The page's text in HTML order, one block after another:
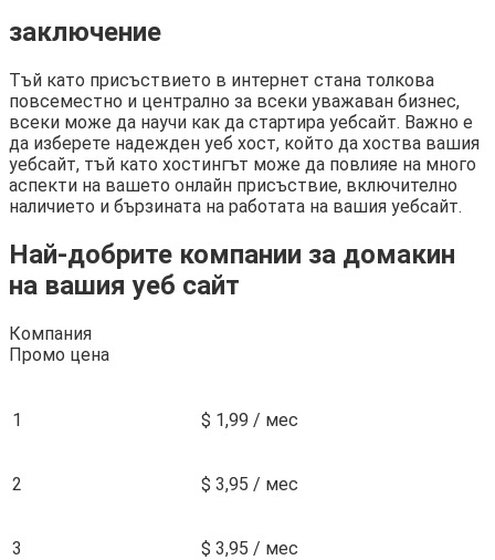
заключение
Тъй като присъствието в интернет стана толкова
повсеместно и централно за всеки уважаван бизнес,
всеки може да научи как да стартира уебсайт. Важно е
да изберете надежден уеб хост, който да хоства вашия
уебсайт, тъй като хостингът може да повлияе на много
аспекти на вашето онлайн присъствие, включително
наличието и бързината на работата на вашия уебсайт.
Най-добрите компании за домакин
на вашия уеб сайт
Компания
Промо цена
1 $ 1,99 / мес
2 $ 3,95 / мес
3 $ 3,95 / мес